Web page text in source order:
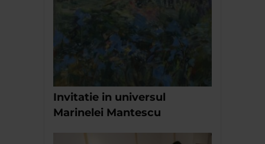
Invitatie in universul
Marinelei Mantescu